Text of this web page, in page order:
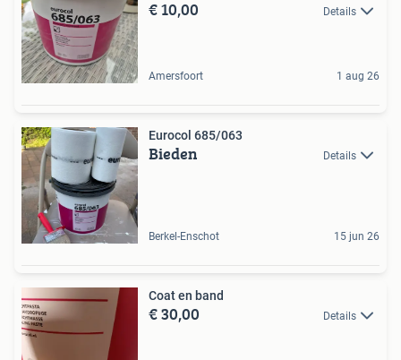
€ 10,00 Details
Amersfoort 1 aug 26
Eurocol 685/063
Bieden Details
Berkel-Enschot 15 jun 26
Coat en band
€ 30,00 Details